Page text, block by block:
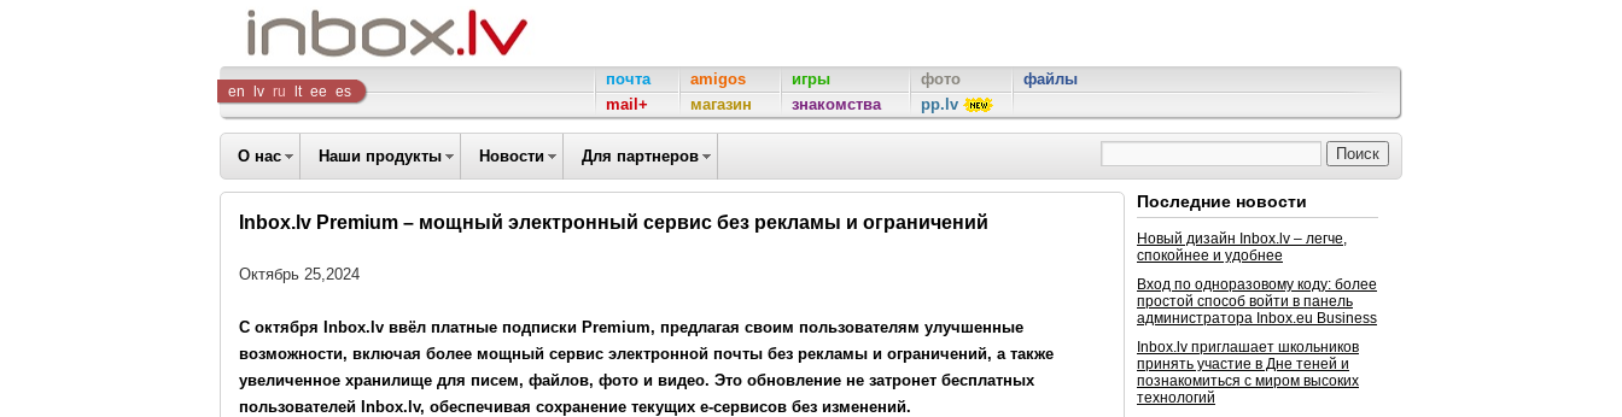
Inbox
Company
en lv ru lt ee es
почта
mail+
amigos
магазин
игры
знакомства
фото
pp.lv
файлы
О нас Наши продукты Новости Для партнеров
Inbox.lv Premium – мощный электронный сервис без рекламы и ограничений
Октябрь 25,2024
С октября Inbox.lv ввёл платные подписки Premium, предлагая своим пользователям улучшенные
возможности, включая более мощный сервис электронной почты без рекламы и ограничений, а также
увеличенное хранилище для писем, файлов, фото и видео. Это обновление не затронет бесплатных
пользователей Inbox.lv, обеспечивая сохранение текущих е-сервисов без изменений.
Последние новости
Новый дизайн Inbox.lv – легче,
спокойнее и удобнее
Вход по одноразовому коду: более
простой способ войти в панель
администратора Inbox.eu Business
Inbox.lv приглашает школьников
принять участие в Дне теней и
познакомиться с миром высоких
технологий